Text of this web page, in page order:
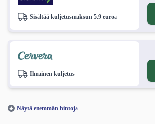
Sisältää kuljetusmaksun 5.9 euroa
Ilmainen kuljetus
Näytä enemmän hintoja